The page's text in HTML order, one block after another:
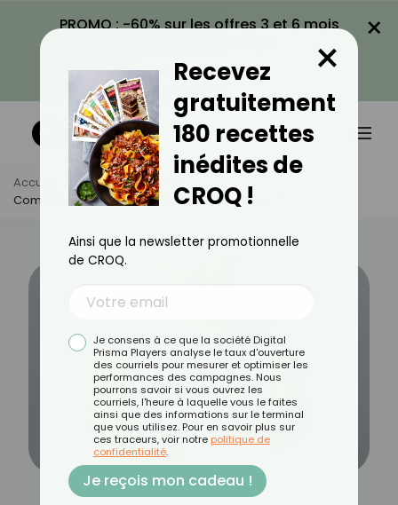
PROMO : -60% sur les offres 3 et 6 mois
VOIR LA PROMO
×
Accueil Actus
Santé
Comment Guérir Une Intolérance Au Lactose ?
Recevez
gratuitement
180 recettes
inédites de
CROQ !
×
Ainsi que la newsletter promotionnelle
de CROQ.
Je consens à ce que la société Digital
Prisma Players analyse le taux d'ouverture
des courriels pour mesurer et optimiser les
performances des campagnes. Nous
pourrons savoir si vous ouvrez les
courriels, l'heure à laquelle vous le faites
ainsi que des informations sur le terminal
que vous utilisez. Pour en savoir plus sur
ces traceurs, voir notre politique de
confidentialité.
Je reçois mon cadeau !